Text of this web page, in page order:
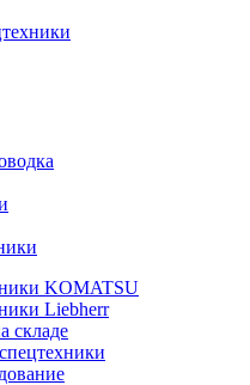
KOMATSU
Liebherr
складе